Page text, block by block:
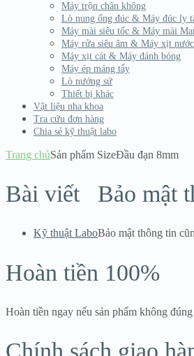
Máy trộn chân không
Lò nung ống đúc & Máy đúc ly
Máy mài siêu tốc & Máy mài
Máy rửa siêu âm & Máy xịt
Máy xịt cát & Máy đánh bóng
Máy ép máng tẩy
Lò nướng sứ
Thiết bị khác
Vật liệu nha khoa
Tra cứu đơn hàng
Chia sẻ kỹ thuật labo
Trang chủSản phẩm SizeĐầu đạn 8mm
Bài viết
Kỹ thuật Labo
Bảo mật
Bảo mật thông tin
Hoàn tiền 100%
Hoàn tiền ngay nếu sản phẩm không